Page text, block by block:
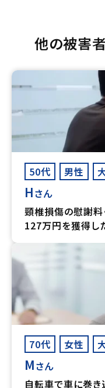
他の被害
50代 男性
Hさん
頸椎損傷の慰謝料
127万円を獲得し
70代 女性
Mさん
自転車で車に巻き